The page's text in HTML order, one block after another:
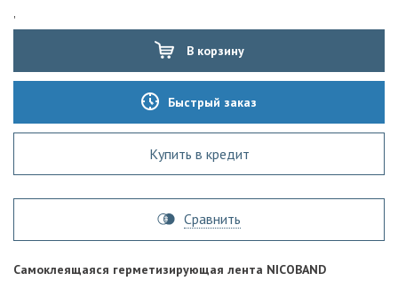
'
В корзину
Быстрый заказ
Купить в кредит
Сравнить
Самоклеящаяся герметизирующая лента NICOBAND